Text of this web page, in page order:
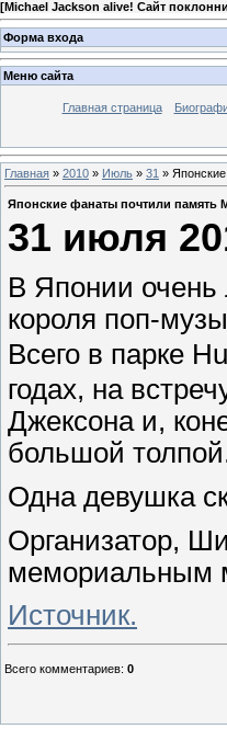
[Michael Jackson alive! Сайт
Форма входа
Меню сайта
Главная страница
Главная » 2010 » Июль » 31 »
Японские фанаты почтили память
31 июля
В Японии очень
короля поп-
Всего в парке
годах, на
Джексона и,
большой
Одна девушка
Организатор,
мемориальным
Источник.
Всего комментариев: 0